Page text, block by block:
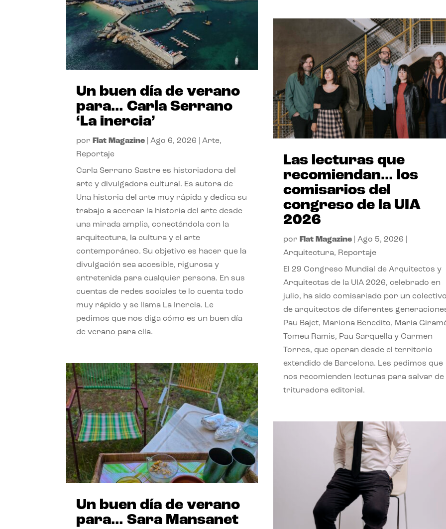
Un buen día de verano
para… Carla Serrano
‘La inercia’
por Flat Magazine |Ago 6, 2026 |Arte,
Reportaje
Carla Serrano Sastre es historiadora del
arte y divulgadora cultural. Es autora de
Una historia del arte muy rápida y dedica su
trabajo a acercar la historia del arte desde
una mirada amplia, conectándola con la
arquitectura, la cultura y el arte
contemporáneo. Su objetivo es hacer que la
divulgación sea accesible, rigurosa y
entretenida para cualquier persona. En sus
cuentas de redes sociales te lo cuenta todo
muy rápido y se llama La Inercia. Le
pedimos que nos diga cómo es un buen día
de verano para ella.
Un buen día de verano
para… Sara Mansanet
Las lecturas que
recomiendan… los
comisarios del
congreso de la UIA
2026
por Flat Magazine| Ago 5, 2026
Arquitectura, Reportaje
El 29 Congreso Mundial de Arquitectos y
Arquitectas de la UIA 2026, celebrado en
julio, ha sido comisariado por un
de arquitectos de diferentes
Pau Bajet, Mariona Benedito, Maria
Tomeu Ramis, Pau Sarquella y Carmen
Torres, que operan desde el territorio
extendido de Barcelona. Les pedimos que
nos recomienden lecturas para salvar de
trituradora editorial.